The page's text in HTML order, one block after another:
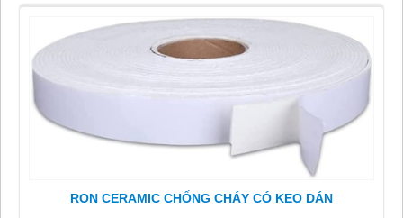
RON CERAMIC CHỐNG CHÁY CÓ KEO DÁN